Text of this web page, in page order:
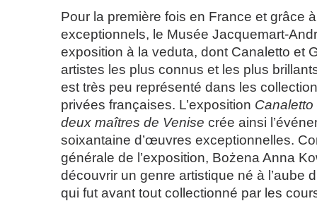
Pour la première fois en France et grâce
exceptionnels, le Musée Jacquemart-
exposition à la veduta, dont Canaletto et
artistes les plus connus et les plus
est très peu représenté dans les
privées françaises. L’exposition
deux maîtres de Venise crée ainsi
soixantaine d’œuvres exceptionnelles.
générale de l’exposition, Bożena Anna
découvrir un genre artistique né à l’aube
qui fut avant tout collectionné par les